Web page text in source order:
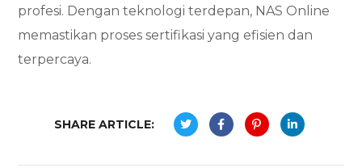
profesi. Dengan teknologi terdepan, NAS Online
memastikan proses sertifikasi yang efisien dan
terpercaya.
SHARE ARTICLE: